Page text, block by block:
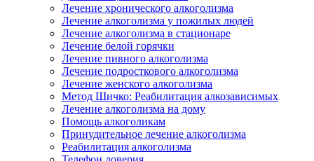
Лечение хронического алкоголизма
Лечение алкоголизма у пожилых людей
Лечение алкоголизма в стационаре
Лечение белой горячки
Лечение пивного алкоголизма
Лечение подросткового алкоголизма
Лечение женского алкоголизма
Метод Шичко: Реабилитация алкозависимых
Лечение алкоголизма на дому
Помощь алкоголикам
Принудительное лечение алкоголизма
Реабилитация алкоголизма